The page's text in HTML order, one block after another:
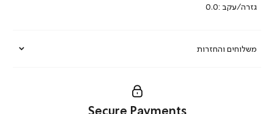
משלוחים והחזרות
גזרה/עקב :0.0